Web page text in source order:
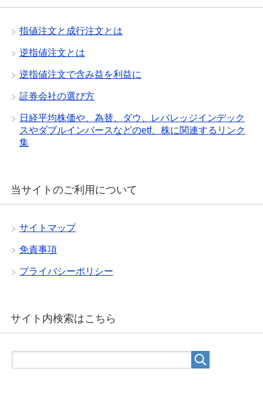
指値注文と成行注文とは
逆指値注文とは
逆指値注文で含み益を利益に
証券会社の選び方
日経平均株価や、為替、ダウ、レバレッジインデック
スやダブルインバースなどのetf、株に関連するリンク
集
当サイトのご利用について
サイトマップ
免責事項
プライバシーポリシー
サイト内検索はこちら